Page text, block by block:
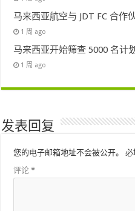
马来西亚航空与 JDT FC 合作
1 周 ago
马来西亚开始筛查 5000 名计
1 周 ago
发表回复
您的电子邮箱地址不会被公开。
评论*